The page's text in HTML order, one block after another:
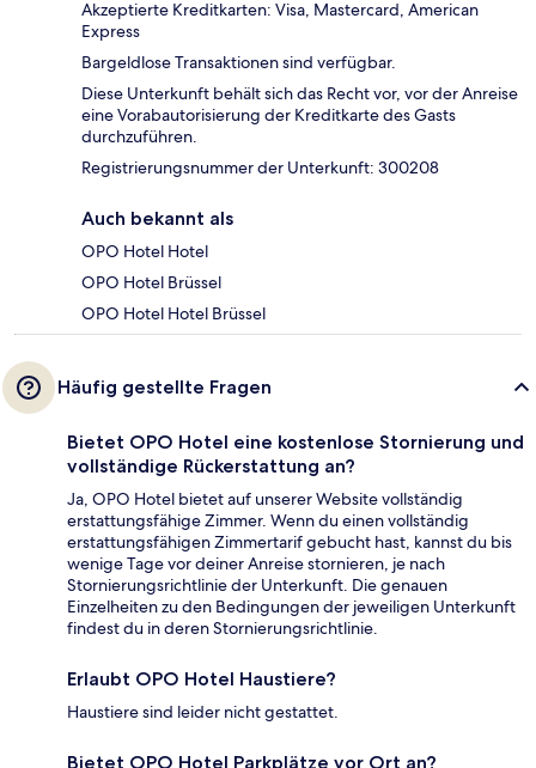
Akzeptierte Kreditkarten: Visa, Mastercard, American
Express
Bargeldlose Transaktionen sind verfügbar.
Diese Unterkunft behält sich das Recht vor, vor der Anreise
eine Vorabautorisierung der Kreditkarte des Gasts
durchzuführen.
Registrierungsnummer der Unterkunft: 300208
Auch bekannt als
OPO Hotel Hotel
OPO Hotel Brüssel
OPO Hotel Hotel Brüssel
Häufig gestellte Fragen
Bietet OPO Hotel eine kostenlose Stornierung und
vollständige Rückerstattung an?
Ja, OPO Hotel bietet auf unserer Website vollständig
erstattungsfähige Zimmer. Wenn du einen vollständig
erstattungsfähigen Zimmertarif gebucht hast, kannst du bis
wenige Tage vor deiner Anreise stornieren, je nach
Stornierungsrichtlinie der Unterkunft. Die genauen
Einzelheiten zu den Bedingungen der jeweiligen Unterkunft
findest du in deren Stornierungsrichtlinie.
Erlaubt OPO Hotel Haustiere?
Haustiere sind leider nicht gestattet.
Bietet OPO Hotel Parkplätze vor Ort an?